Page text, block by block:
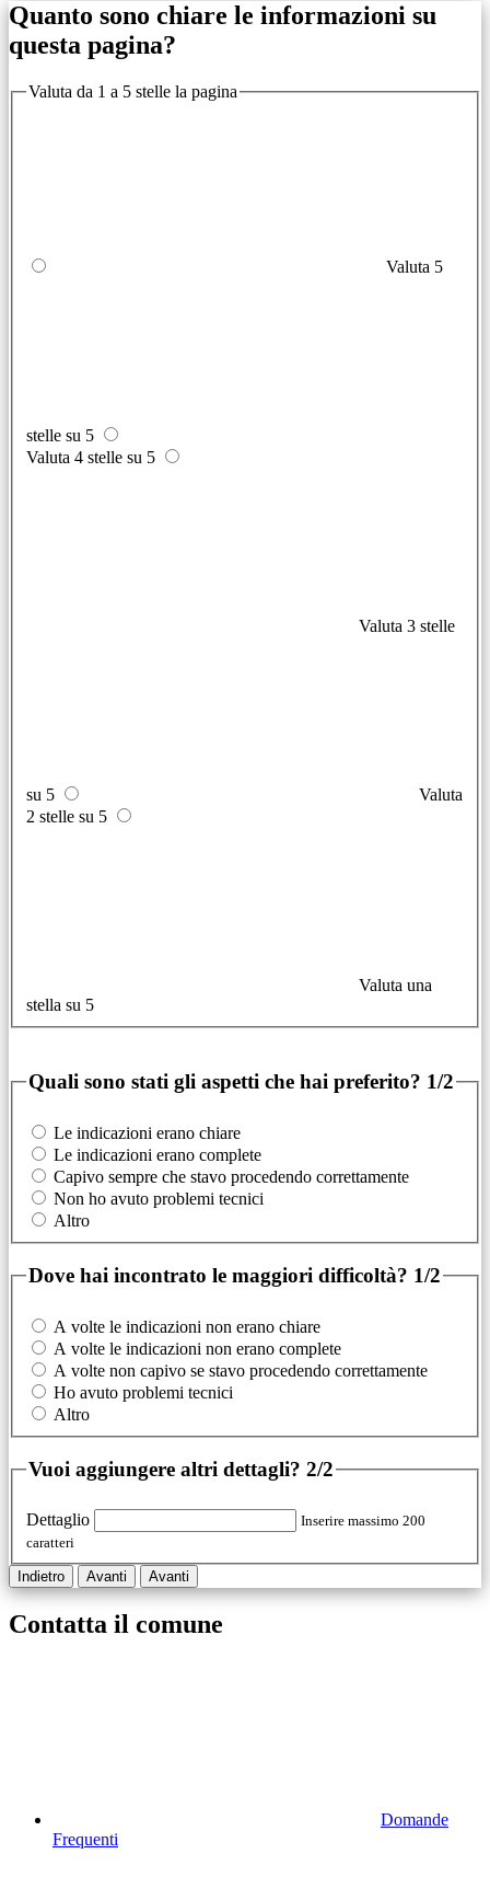
Quanto sono chiare le informazioni su
questa pagina?
Valuta da 1 a 5 stelle la pagina
Valuta 5
stelle su 5
Valuta 4 stelle su 5
Valuta 3 stelle
su 5
Valuta
2 stelle su 5
Valuta una
stella su 5
Quali sono stati gli aspetti che hai preferito? 1/2
Le indicazioni erano chiare
Le indicazioni erano complete
Capivo sempre che stavo procedendo correttamente
Non ho avuto problemi tecnici
Altro
Dove hai incontrato le maggiori difficoltà? 1/2
A volte le indicazioni non erano chiare
A volte le indicazioni non erano complete
A volte non capivo se stavo procedendo correttamente
Ho avuto problemi tecnici
Altro
Vuoi aggiungere altri dettagli? 2/2
Dettaglio
Inserire massimo 200
caratteri
Indietro Avanti Avanti
Contatta il comune
Domande
Frequenti